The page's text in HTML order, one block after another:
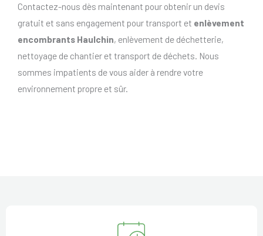
Contactez-nous dès maintenant pour obtenir un devis
gratuit et sans engagement pour transport et enlèvement
encombrants Haulchin, enlèvement de déchetterie,
nettoyage de chantier et transport de déchets. Nous
sommes impatients de vous aider à rendre votre
environnement propre et sûr.